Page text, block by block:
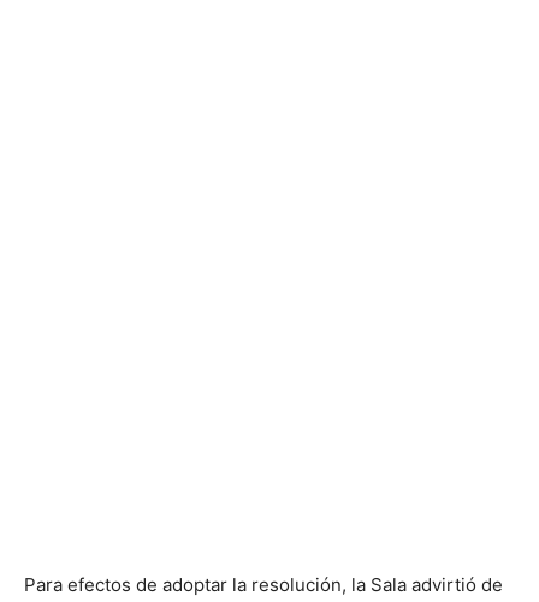
Para efectos de adoptar la resolución, la Sala advirtió de